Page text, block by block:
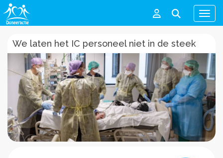
Menu
We laten het IC personeel niet in de steek